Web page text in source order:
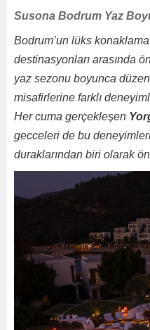
Susona Bodrum Yaz
Bodrum’un lüks
destinasyonları arasında
yaz sezonu boyunca
misafirlerine farklı
Her cuma gerçekleşen
gecceleri de bu
duraklarından biri olarak